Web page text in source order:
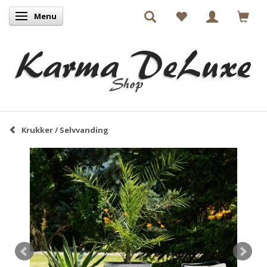
Skifte navigation
Menu
Krukker / Selvvanding